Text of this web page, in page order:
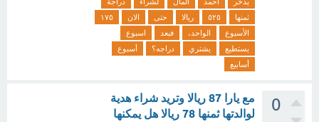
ثمنها
٥٢٥ ريالا حتى الان
١٧٥
الأسبوع
الواحد، فبعد
اسبوع
يستطيع
يشتري دراجه؟
أسبوع
أسابيع
0
مع يارا 87 ريالا وتريد شراء هدية
لوالدتها ثمنها 78 ريالا هل يمكنها